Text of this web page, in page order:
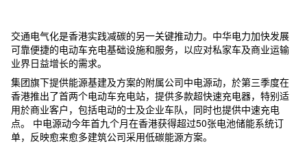
交通电气化是香港实践减碳的另一关键推动力。中华电力加快发展
可靠便捷的电动车充电基础设施和服务，以应对私家车及商业运输
业界日益增长的需求。
集团旗下提供能源基建及方案的附属公司中电源动，於第三季度在
香港推出了首两个电动车充电站，提供多款超快速充电器，特别适
用於商业客户，包括电动的士及企业车队，同时也提供中速充电
点。 中电源动今年首九个月在香港获得超过50张电池储能系统订
单，反映愈来愈多建筑公司采用低碳能源方案。